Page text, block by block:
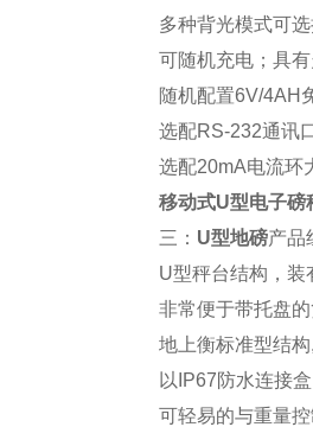
多种背光模式可选
可随机充电；具
随机配置6V/4AH
选配RS-232通讯
选配20mA电流环
移动式U型电子磅
三： U型地磅产品
U型秤台结构，装
非常便于带托盘的
地上衡标准型结
以IP67防水连接
可轻易的与重量